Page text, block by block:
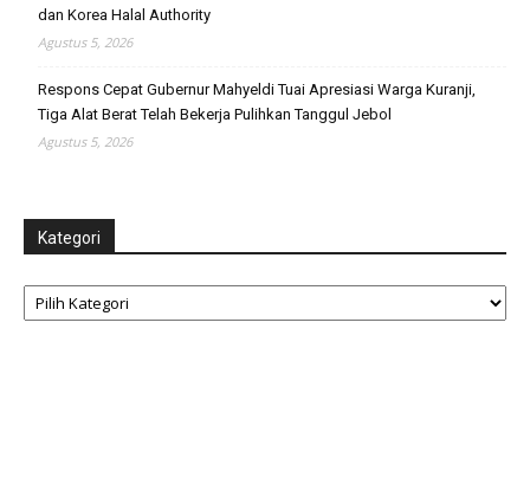
dan Korea Halal Authority
Agustus 5, 2026
Respons Cepat Gubernur Mahyeldi Tuai Apresiasi Warga Kuranji,
Tiga Alat Berat Telah Bekerja Pulihkan Tanggul Jebol
Agustus 5, 2026
Kategori
Kategori